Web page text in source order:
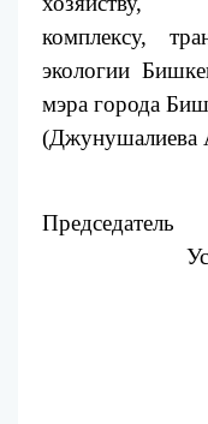
комплексу,
экологии
мэра города